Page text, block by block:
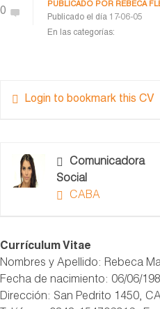
0
PUBLICADO POR REBECA
Publicado el día 17-06-05
En las categorías:
Login to bookmark this CV
Comunicadora
Social
CABA
Currículum Vitae
Nombres y Apellido: Rebeca
Fecha de nacimiento: 06/06/
Dirección: San Pedrito 1450,